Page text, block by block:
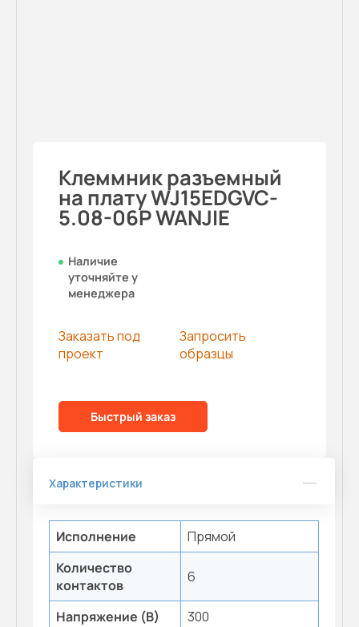
Клеммник разъемный
на плату WJ15EDGVC-
5.08-06P WANJIE
Наличие
уточняйте у
менеджера
Заказать под
проект
Запросить
образцы
Быстрый заказ
Характеристики
Исполнение
Прямой
Количество
контактов
6
Напряжение (В) 300